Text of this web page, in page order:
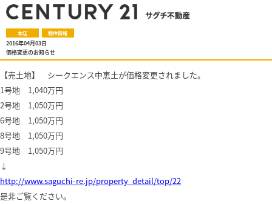
本店 物件情報
2016年04月03日
価格変更のお知らせ
【売土地】 シークエンス中恵土が価格変更されました。
1号地 1,040万円
2号地 1,050万円
6号地 1,050万円
8号地 1,050万円
9号地 1,050万円
↓
http://www.saguchi-re.jp/property_detail/top/22
是非ご覧ください。